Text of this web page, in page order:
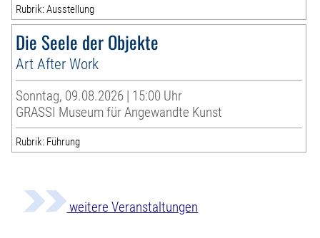
Rubrik: Ausstellung
Die Seele der Objekte
Art After Work
Sonntag, 09.08.2026 | 15:00 Uhr
GRASSI Museum für Angewandte Kunst
Rubrik: Führung
weitere Veranstaltungen